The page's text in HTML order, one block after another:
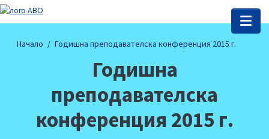
Начало Годишна преподавателска конференция 2015 г.
Годишна
преподавателска
конференция 2015 г.